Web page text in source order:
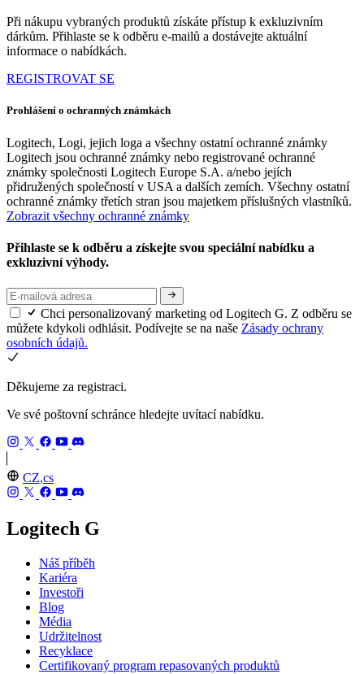
Při nákupu vybraných produktů získáte přístup k exkluzivním
dárkům. Přihlaste se k odběru e-mailů a dostávejte aktuální
informace o nabídkách.
REGISTROVAT SE
Prohlášení o ochranných známkách
Logitech, Logi, jejich loga a všechny ostatní ochranné známky
Logitech jsou ochranné známky nebo registrované ochranné
známky společnosti Logitech Europe S.A. a/nebo jejích
přidružených společností v USA a dalších zemích. Všechny ostatní
ochranné známky třetích stran jsou majetkem příslušných vlastníků.
Zobrazit všechny ochranné známky
Přihlaste se k odběru a získejte svou speciální nabídku a
exkluzivní výhody.
Chci personalizovaný marketing od Logitech G. Z odběru se
můžete kdykoli odhlásit. Podívejte se na naše Zásady ochrany
osobních údajů.
Děkujeme za registraci.
Ve své poštovní schránce hledejte uvítací nabídku.
CZ,cs
Logitech G
Náš příběh
Kariéra
Investoři
Blog
Média
Udržitelnost
Recyklace
Certifikovaný program repasovaných produktů